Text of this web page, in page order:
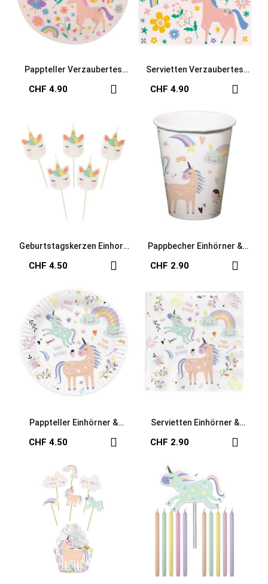
Pappteller Verzaubertes
CHF 4.90
Servietten Verzaubertes
CHF 4.90
Geburtstagskerzen Einhorn
CHF 4.50
Pappbecher Einhörner &
CHF 2.90
Pappteller Einhörner &
CHF 4.50
Servietten Einhörner &
CHF 2.90